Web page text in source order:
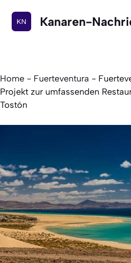
Inhalt
springen
Kanaren-
Home - Fuerteventura -
Projekt zur umfassenden
Tostón